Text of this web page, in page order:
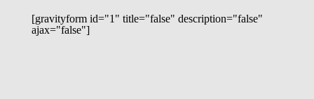
[gravityform id="1" title="false" description="false"
ajax="false"]